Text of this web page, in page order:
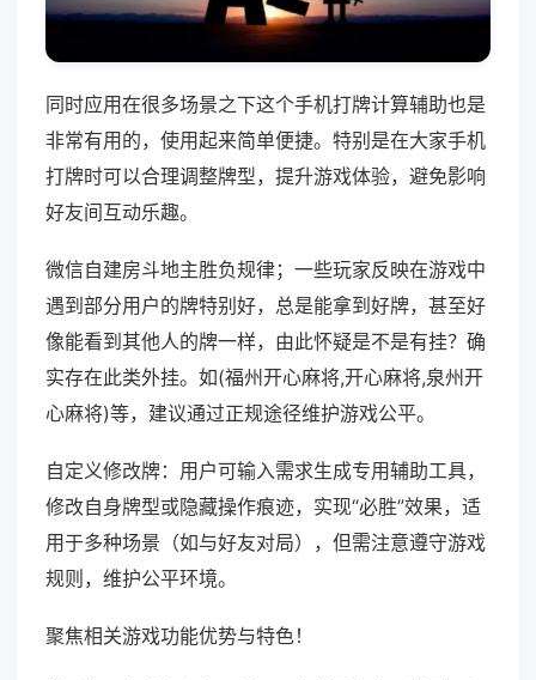
同时应用在很多场景之下这个手机打牌计算辅助也是
非常有用的，使用起来简单便捷。特别是在大家手机
打牌时可以合理调整牌型，提升游戏体验，避免影响
好友间互动乐趣。
微信自建房斗地主胜负规律；一些玩家反映在游戏中
遇到部分用户的牌特别好，总是能拿到好牌，甚至好
像能看到其他人的牌一样，由此怀疑是不是有挂？确
实存在此类外挂。如(福州开心麻将,开心麻将,泉州开
心麻将)等，建议通过正规途径维护游戏公平。
自定义修改牌：用户可输入需求生成专用辅助工具，
修改自身牌型或隐藏操作痕迹，实现“必胜”效果，适
用于多种场景（如与好友对局），但需注意遵守游戏
规则，维护公平环境。
聚焦相关游戏功能优势与特色！